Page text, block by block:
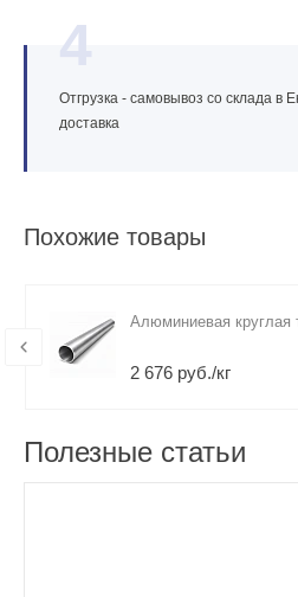
4
Отгрузка - самовывоз со склада в
доставка
Похожие товары
Алюминиевая
2 676 руб./кг
Полезные статьи